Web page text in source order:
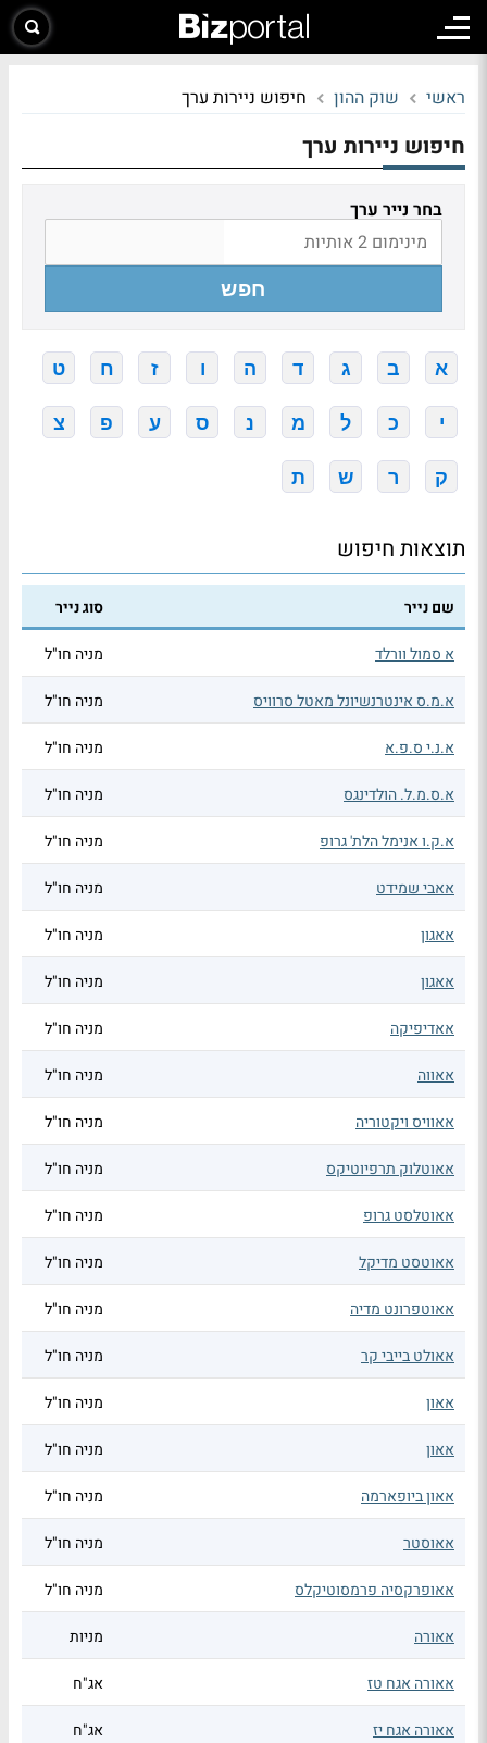
ראשי שוק ההון חיפוש ניירות ערך
חיפוש ניירות ערך
בחר נייר ערך
חפש
א ב ג ד ה ו ז ח ט
י כ ל מ נ ס ע פ צ
ק ר ש ת
תוצאות חיפוש
שם נייר סוג נייר
א סמול וורלד מניה חו"ל
א.מ.ס אינטרנשיונל מאטל סרוויס מניה חו"ל
א.נ.י ס.פ.א מניה חו"ל
א.ס.מ.ל. הולדינגס מניה חו"ל
א.ק.ו אנימל הלת' גרופ מניה חו"ל
אאבי שמידט מניה חו"ל
אאגון מניה חו"ל
אאגון מניה חו"ל
אאדיפיקה מניה חו"ל
אאווה מניה חו"ל
אאוויס ויקטוריה מניה חו"ל
אאוטלוק תרפיוטיקס מניה חו"ל
אאוטלסט גרופ מניה חו"ל
אאוטסט מדיקל מניה חו"ל
אאוטפרונט מדיה מניה חו"ל
אאולט בייבי קר מניה חו"ל
אאון מניה חו"ל
אאון מניה חו"ל
אאון ביופארמה מניה חו"ל
אאוסטר מניה חו"ל
אאופרקסיה פרמסוטיקלס מניה חו"ל
אאורה מניות
אאורה אגח טז אג"ח
אאורה אגח יז אג"ח